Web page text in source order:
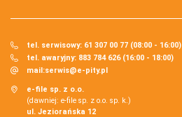
tel. serwisowy: 61 307 00 77 (08:00 - 16:00)
tel. awaryjny: 883 784 626 (16:00 - 18:00)
mail:serwis@e-pity.pl
e-file sp. z o.o.
(dawniej: e-file sp. z o.o. sp. k.)
ul. Jeziorańska 12